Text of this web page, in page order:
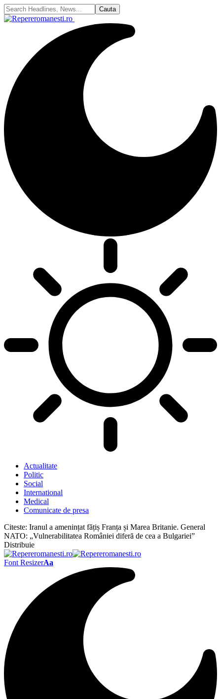
Actualitate
Politic
Social
International
Medical
Comunicate de presa
Citeste: Iranul a amenințat fățiș Franța și Marea Britanie. General
NATO: „Vulnerabilitatea României diferă de cea a Bulgariei”
Distribuie
Font ResizerAa